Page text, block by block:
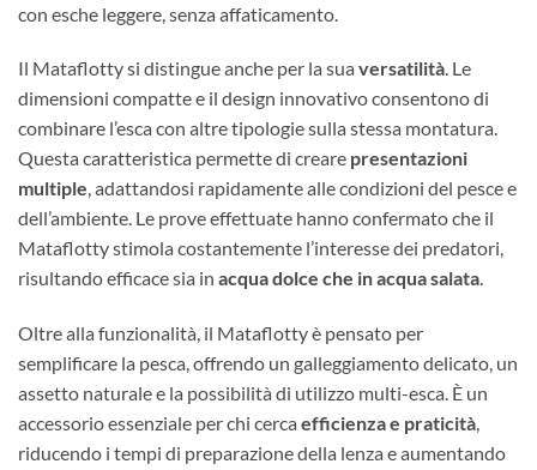
con esche leggere, senza affaticamento.
Il Mataflotty si distingue anche per la sua versatilità. Le
dimensioni compatte e il design innovativo consentono di
combinare l’esca con altre tipologie sulla stessa montatura.
Questa caratteristica permette di creare presentazioni
multiple, adattandosi rapidamente alle condizioni del pesce e
dell’ambiente. Le prove effettuate hanno confermato che il
Mataflotty stimola costantemente l’interesse dei predatori,
risultando efficace sia in acqua dolce che in acqua salata.
Oltre alla funzionalità, il Mataflotty è pensato per
semplificare la pesca, offrendo un galleggiamento delicato, un
assetto naturale e la possibilità di utilizzo multi-esca. È un
accessorio essenziale per chi cerca efficienza e praticità,
riducendo i tempi di preparazione della lenza e aumentando